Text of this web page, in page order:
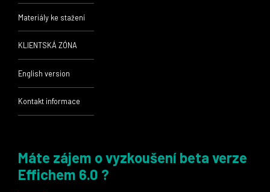
Materiály ke stažení
KLIENTSKÁ ZÓNA
English version
Kontakt informace
Máte zájem o vyzkoušení beta verze
Effichem 6.0 ?